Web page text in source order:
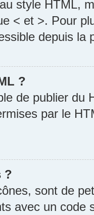
style HTML,
< et >. Pour
depuis la
?
de publier
par le
?
sont de
avec un code